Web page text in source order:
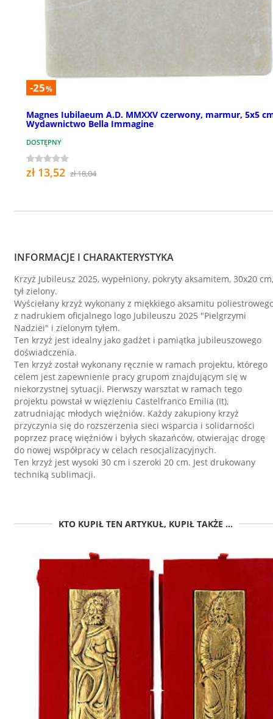
-25%
Magnes Iubilaeum A.D. MMXXV czerwony, marmur, 5x5
Wydawnictwo Bella Immagine
DOSTĘPNY
zł 13,52 zł 18,04
INFORMACJE I CHARAKTERYSTYKA
Krzyż Jubileusz 2025, wypełniony, pokryty aksamitem, 30x20 cm,
tył zielony.
Wyściełany krzyż wykonany z miękkiego aksamitu
z nadrukiem oficjalnego logo Jubileuszu 2025 "Pielgrzymi
Nadziei" i zielonym tyłem.
Ten krzyż jest idealny jako gadżet i pamiątka jubileuszowego
doświadczenia.
Ten krzyż został wykonany ręcznie w ramach projektu, którego
celem jest zapewnienie pracy grupom znajdującym się w
niekorzystnej sytuacji. Pierwszy warsztat w ramach tego
projektu powstał w więzieniu Castelfranco Emilia (It),
zatrudniając młodych więźniów. Każdy zakupiony krzyż
przyczynia się do rozszerzenia sieci wsparcia i solidarności
poprzez pracę więźniów i byłych skazańców, otwierając drogę
do nowej współpracy w celach resocjalizacyjnych.
Ten krzyż jest wysoki 30 cm i szeroki 20 cm. Jest drukowany
techniką sublimacji.
KTO KUPIŁ TEN ARTYKUŁ, KUPIŁ TAKŻE ...